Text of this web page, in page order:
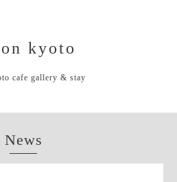
kyoto
cafe gallery & stay
News